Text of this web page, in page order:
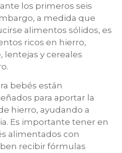
los primeros seis
a medida que
alimentos sólidos, es
ricos en hierro,
lentejas y cereales
bebés están
para aportar la
hierro, ayudando a
Es importante tener en
alimentados con
recibir fórmulas